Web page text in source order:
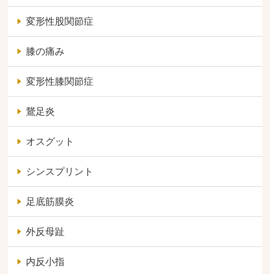
変形性股関節症
膝の痛み
変形性膝関節症
鵞足炎
オスグット
シンスプリント
足底筋膜炎
外反母趾
内反小指